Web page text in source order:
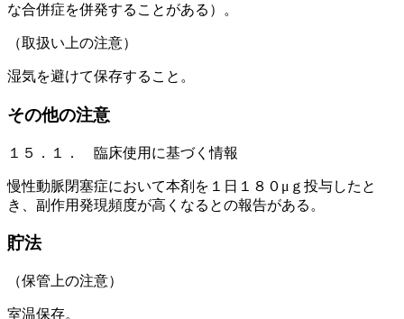
な合併症を併発することがある）。
（取扱い上の注意）
湿気を避けて保存すること。
その他の注意
１５．１． 臨床使用に基づく情報
慢性動脈閉塞症において本剤を１日１８０μｇ投与したと
き、副作用発現頻度が高くなるとの報告がある。
貯法
（保管上の注意）
室温保存。